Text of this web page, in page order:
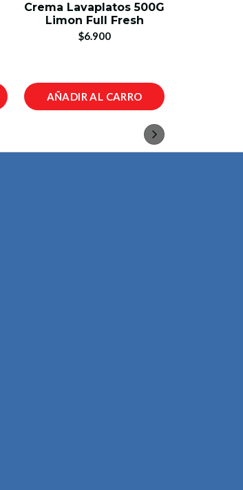
Crema Lavaplatos 500G
Limon Full Fresh
$6.900
AÑADIR AL CARRO